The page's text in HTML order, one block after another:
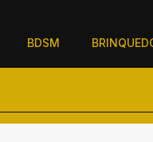
BDSM